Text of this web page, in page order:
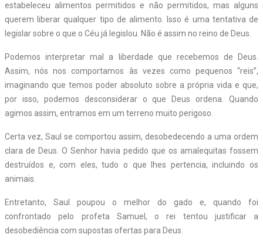
estabeleceu alimentos permitidos e não permitidos, mas alguns
querem liberar qualquer tipo de alimento. Isso é uma tentativa de
legislar sobre o que o Céu já legislou. Não é assim no reino de Deus.
Podemos interpretar mal a liberdade que recebemos de Deus.
Assim, nós nos comportamos às vezes como pequenos “reis”,
imaginando que temos poder absoluto sobre a própria vida e que,
por isso, podemos desconsiderar o que Deus ordena. Quando
agimos assim, entramos em um terreno muito perigoso.
Certa vez, Saul se comportou assim, desobedecendo a uma ordem
clara de Deus. O Senhor havia pedido que os amalequitas fossem
destruídos e, com eles, tudo o que lhes pertencia, incluindo os
animais.
Entretanto, Saul poupou o melhor do gado e, quando foi
confrontado pelo profeta Samuel, o rei tentou justificar a
desobediência com supostas ofertas para Deus.